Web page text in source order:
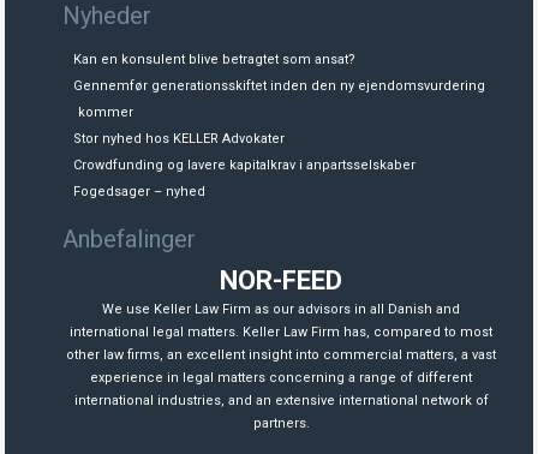
Nyheder
Kan en konsulent blive betragtet som ansat?
Gennemfør generationsskiftet inden den ny ejendomsvurdering
kommer
Stor nyhed hos KELLER Advokater
Crowdfunding og lavere kapitalkrav i anpartsselskaber
Fogedsager – nyhed
Anbefalinger
NOR-FEED
We use Keller Law Firm as our advisors in all Danish and
international legal matters. Keller Law Firm has, compared to most
other law firms, an excellent insight into commercial matters, a vast
experience in legal matters concerning a range of different
international industries, and an extensive international network of
partners.